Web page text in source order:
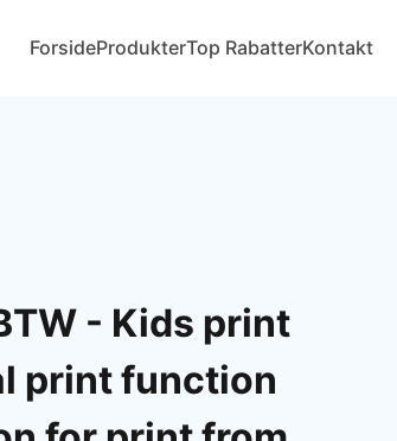
ForsideProdukterTop RabatterKontakt
- Kids print
print function